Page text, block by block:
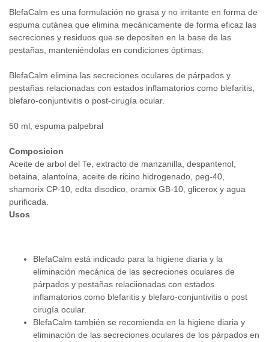
BlefaCalm es una formulación no grasa y no irritante en forma de
espuma cutánea que elimina mecánicamente de forma eficaz las
secreciones y residuos que se depositen en la base de las
pestañas, manteniéndolas en condiciones óptimas.
BlefaCalm elimina las secreciones oculares de párpados y
pestañas relacionadas con estados inflamatorios como blefaritis,
blefaro-conjuntivitis o post-cirugía ocular.
50 ml, espuma palpebral
Composicion
Aceite de arbol del Te, extracto de manzanilla, despantenol,
betaina, alantoína, aceite de ricino hidrogenado, peg-40,
shamorix CP-10, edta disodico, oramix GB-10, glicerox y agua
purificada.
Usos
BlefaCalm está indicado para la higiene diaria y la
eliminación mecánica de las secreciones oculares de
párpados y pestañas relaciionadas con estados
inflamatorios como blefaritis y blefaro-conjuntivitis o post
cirugía ocular.
BlefaCalm también se recomienda en la higiene diaria y
eliminación de las secreciones oculares de los párpados en